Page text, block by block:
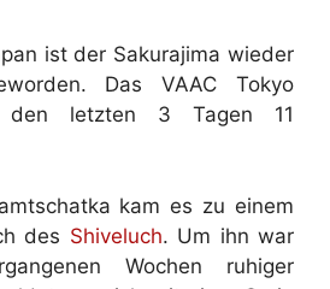
ist der Sakurajima wieder
Das VAAC Tokyo
den letzten 3 Tagen 11
kam es zu einem
des Shiveluch. Um ihn war
Wochen ruhiger